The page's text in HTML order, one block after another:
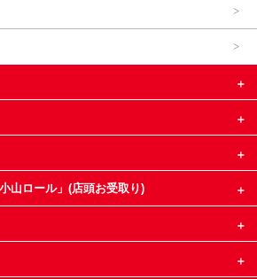
山ロール」(店頭お受取り)